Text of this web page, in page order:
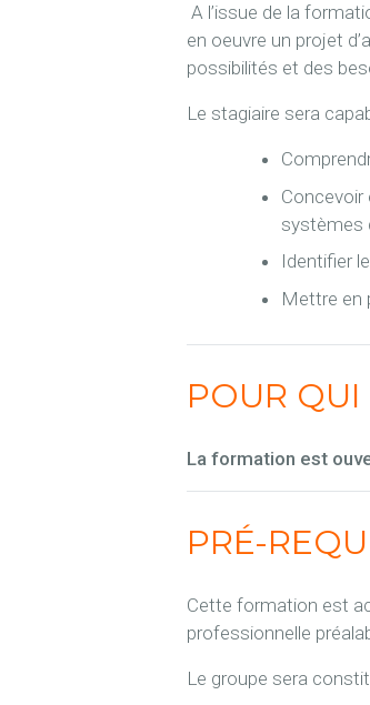
A l’issue de la
en oeuvre un projet
possibilités et des
Le stagiaire sera
Concevoir
systèmes
Identifier
Mettre en
POUR QUI
La formation est
PRÉ-
Cette formation est
professionnelle
Le groupe sera